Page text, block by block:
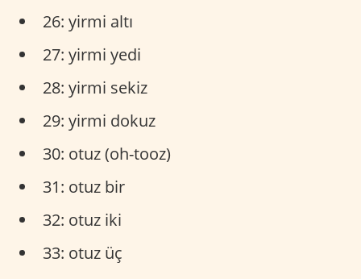
26: yirmi altı
27: yirmi yedi
28: yirmi sekiz
29: yirmi dokuz
30: otuz (oh-tooz)
31: otuz bir
32: otuz iki
33: otuz üç